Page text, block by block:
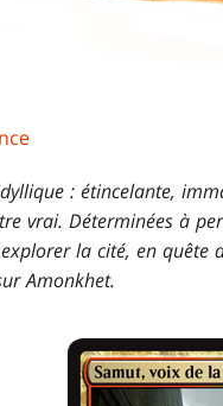
: étincelante,
vrai. Déterminées à
la cité, en quête
Amonkhet.